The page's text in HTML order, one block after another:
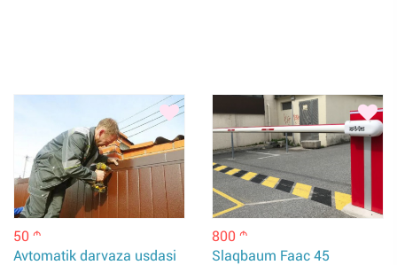
50 m
Avtomatik darvaza usdasi
800 m
Slaqbaum Faac 45